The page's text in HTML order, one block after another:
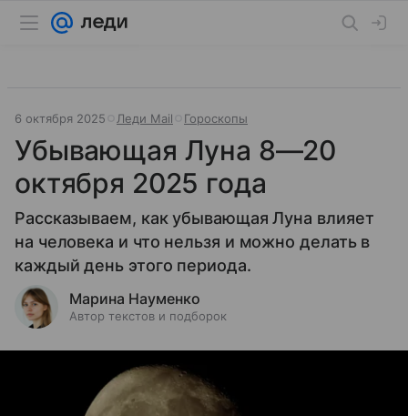
6 октября 2025 Леди Mail Гороскопы
Убывающая Луна 8—20
октября 2025 года
Рассказываем, как убывающая Луна влияет
на человека и что нельзя и можно делать в
каждый день этого периода.
Марина Науменко
Автор текстов и подборок